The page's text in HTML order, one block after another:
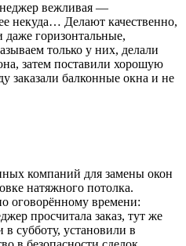
вежливая —
некуда… Делают качественно,
горизонтальные,
только у них, делали
затем поставили хорошую
заказали балконные окна и не
компаний для замены окон
натяжного потолка.
оговорённому времени:
просчитала заказ, тут же
субботу, установили в